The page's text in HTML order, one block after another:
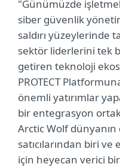
"Günümüzde
siber güvenlik
saldırı yüzeylerinde
sektör liderlerini tek
getiren teknoloji
PROTECT
önemli yatırımlar
bir entegrasyon
Arctic Wolf
satıcılarından biri
için heyecan verici